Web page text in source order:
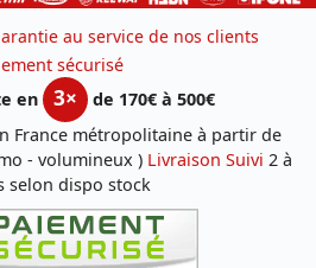
au service de nos clients
sécurisé
en
3×
de 170€ à 500€
France métropolitaine à partir de
- volumineux ) Livraison Suivi 2 à
selon dispo stock